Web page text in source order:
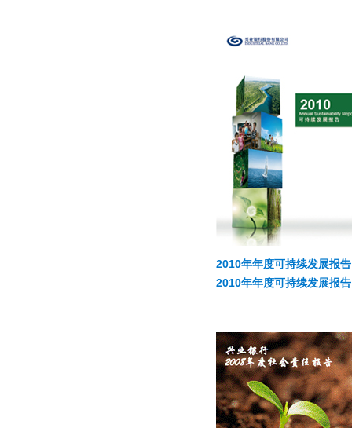
2010年年度可持续发展报
2010年年度可持续发展报